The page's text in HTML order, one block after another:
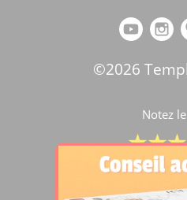
©2026
Notez
Comparateur
4.2/5 -